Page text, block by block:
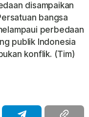
disampaikan
bangsa
perbedaan
publik Indonesia
konflik. (Tim)